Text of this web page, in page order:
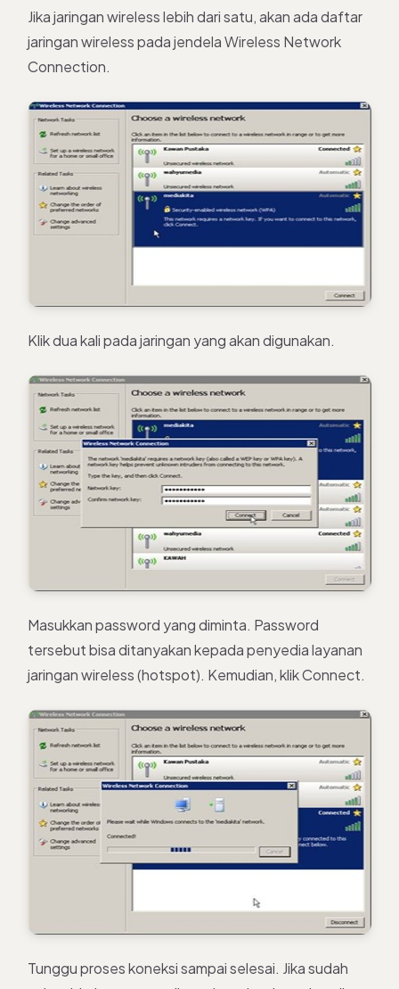
Jika jaringan wireless lebih dari satu, akan ada daftar
jaringan wireless pada jendela Wireless Network
Connection.
Klik dua kali pada jaringan yang akan digunakan.
Masukkan password yang diminta. Password
tersebut bisa ditanyakan kepada penyedia layanan
jaringan wireless (hotspot). Kemudian, klik Connect.
Tunggu proses koneksi sampai selesai. Jika sudah